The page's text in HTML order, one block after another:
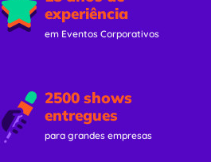
experiência
em Eventos Corporativos
2500 shows
entregues
para grandes empresas